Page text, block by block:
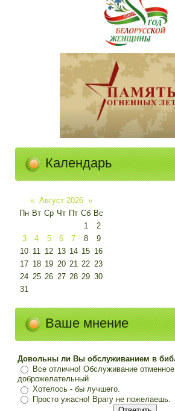
Календарь
« Август 2026 »
Пн Вт Ср Чт Пт Сб Вс
1
2
3
4 5 6 7 8
9
10 11 12 13 14 15 16
17 18 19 20 21 22 23
24 25 26 27 28 29 30
31
Ваше мнение
Довольны ли Вы обслуживанием в
Все отлично! Обслуживание
доброжелательный
Хотелось - бы лучшего.
Просто ужасно! Врагу не пожелаешь.